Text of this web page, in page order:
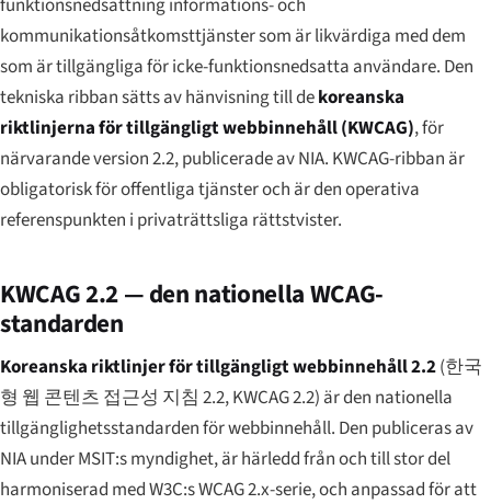
kommunikationsåtkomsttjänster som är likvärdiga med dem
som är tillgängliga för icke-funktionsnedsatta användare. Den
tekniska ribban sätts av hänvisning till dekoreanska
riktlinjerna för tillgängligt webbinnehåll (KWCAG), för
närvarande version 2.2, publicerade av NIA. KWCAG-ribban är
obligatorisk för offentliga tjänster och är den operativa
referenspunkten i privaträttsliga rättstvister.
KWCAG 2.2 — den nationella WCAG-
standarden
Koreanska riktlinjer för tillgängligt webbinnehåll 2.2(한국
형 웹 콘텐츠 접근성 지침 2.2, KWCAG 2.2) är den nationella
tillgänglighetsstandarden för webbinnehåll. Den publiceras av
NIA under MSIT:s myndighet, är härledd från och till stor del
harmoniserad med W3C:s WCAG 2.x-serie, och anpassad för att